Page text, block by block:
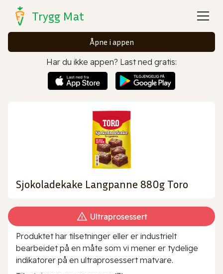
Trygg Mat
Åpne i appen
Har du ikke appen? Last ned gratis:
Sjokoladekake Langpanne 880g Toro
Ultraprosessert
Produktet har tilsetninger eller er industrielt
bearbeidet på en måte som vi mener er tydelige
indikatorer på en ultraprosessert matvare.